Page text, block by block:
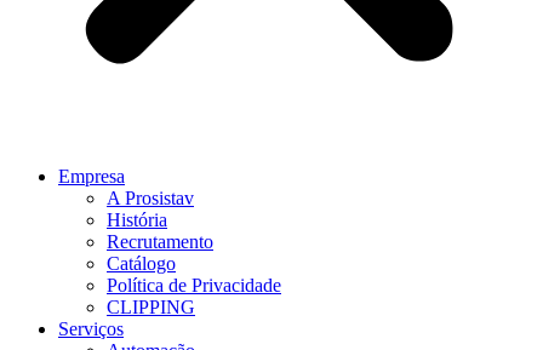
Empresa
A Prosistav
História
Recrutamento
Catálogo
Política de Privacidade
CLIPPING
Serviços